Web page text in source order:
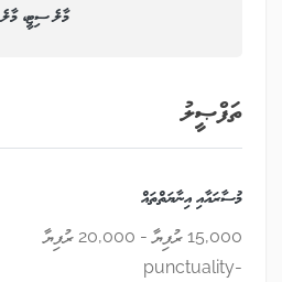
މާލެ ސިޓީ، މާލެ
ތަފްޞީލު
މުސާރައާއި އިނާޔަތްތައް
15,000 ރުފިޔާ - 20,000 ރުފިޔާ
-punctuality